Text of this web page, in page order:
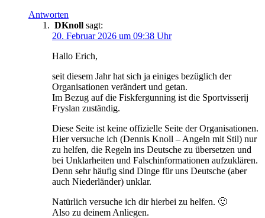
Antworten
DKnoll sagt:
20. Februar 2026 um 09:38 Uhr
Hallo Erich,
seit diesem Jahr hat sich ja einiges bezüglich der
Organisationen verändert und getan.
Im Bezug auf die Fiskfergunning ist die Sportvisserij
Fryslan zuständig.
Diese Seite ist keine offizielle Seite der Organisationen.
Hier versuche ich (Dennis Knoll – Angeln mit Stil) nur
zu helfen, die Regeln ins Deutsche zu übersetzen und
bei Unklarheiten und Falschinformationen aufzuklären.
Denn sehr häufig sind Dinge für uns Deutsche (aber
auch Niederländer) unklar.
Natürlich versuche ich dir hierbei zu helfen. 🙂
Also zu deinem Anliegen.